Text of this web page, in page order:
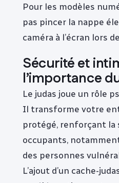
Pour les modèles
pas pincer la nappe
caméra à l’écran lors
Sécurité et
l’importance
Le judas joue un rôle
Il transforme votre
protégé, renforçant la
occupants,
des personnes
L’ajout d’un cache-